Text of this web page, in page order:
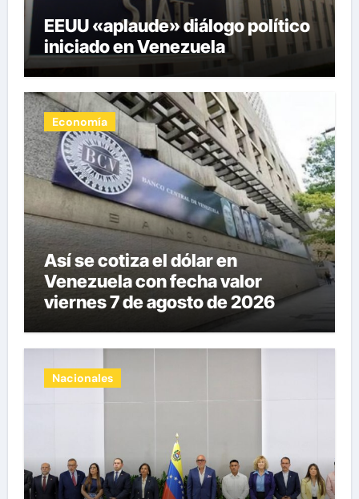
EEUU «aplaude» diálogo político
iniciado en Venezuela
Economía
Así se cotiza el dólar en
Venezuela con fecha valor
viernes 7 de agosto de 2026
Nacionales